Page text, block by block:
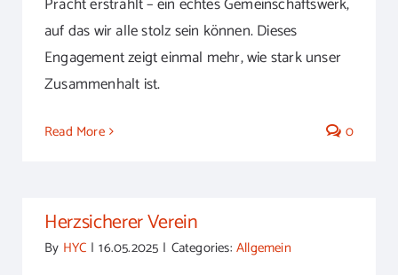
auf das wir alle stolz sein können. Dieses
Engagement zeigt einmal mehr, wie stark unser
Zusammenhalt ist.
Read More 0
Herzsicherer Verein
By HYC | 16.05.2025 | Categories:Allgemein